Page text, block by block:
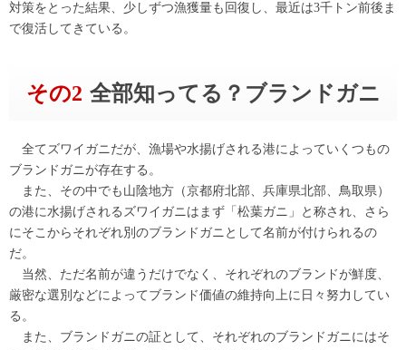
対策をとった結果、少しずつ漁獲量も回復し、最近は3千トン前後ま
で復活してきている。
その2 全部知ってる？ブランドガニ
全てズワイガニだが、漁場や水揚げされる港によっていくつもの
ブランドガニが存在する。
また、その中でも山陰地方（京都府北部、兵庫県北部、鳥取県）
の港に水揚げされるズワイガニはまず「松葉ガニ」と称され、さら
にそこからそれぞれ別のブランドガニとして名前が付けられるの
だ。
当然、ただ名前が違うだけでなく、それぞれのブランドが鮮度、
厳密な選別などによってブランド価値の維持向上に日々努力してい
る。
また、ブランドガニの証として、それぞれのブランドガニにはそ